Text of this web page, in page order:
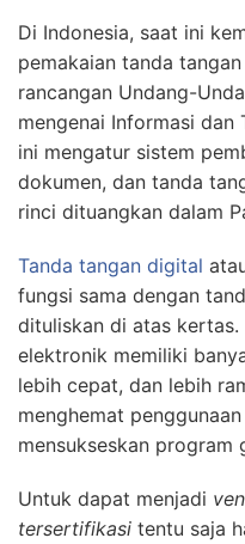
Di Indonesia, saat ini
pemakaian tanda
rancangan Undang-
mengenai Informasi dan
ini mengatur sistem
dokumen, dan tanda
rinci dituangkan dalam
Tanda tangan digital
fungsi sama dengan
dituliskan di atas
elektronik memiliki
lebih cepat, dan lebih
menghemat
mensukseskan program
Untuk dapat menjadi
tersertifikasi tentu saja